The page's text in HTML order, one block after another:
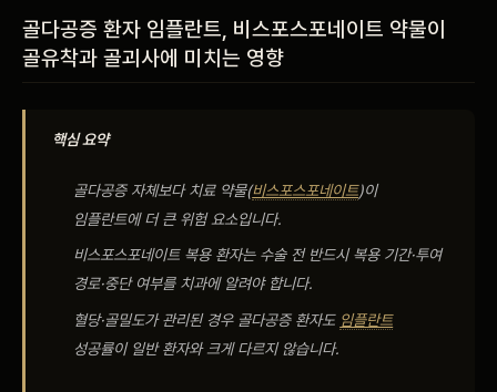
비포 애프터
공지사항
치과 백과사전
자주 묻는 질문
회원가입 / 로그인
골다공증 환자 임플란트, 비스포스포네이트 약물이
골유착과 골괴사에 미치는 영향
핵심 요약
골다공증 자체보다 치료 약물(비스포스포네이트)이
임플란트에 더 큰 위험 요소입니다.
비스포스포네이트 복용 환자는 수술 전 반드시 복용 기간·투여
경로·중단 여부를 치과에 알려야 합니다.
혈당·골밀도가 관리된 경우 골다공증 환자도 임플란트
성공률이 일반 환자와 크게다르지 않습니다.